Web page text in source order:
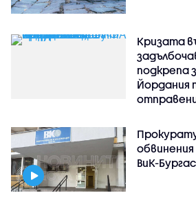
Кризата
подкрепа
Йордания
ВиК-Бургас